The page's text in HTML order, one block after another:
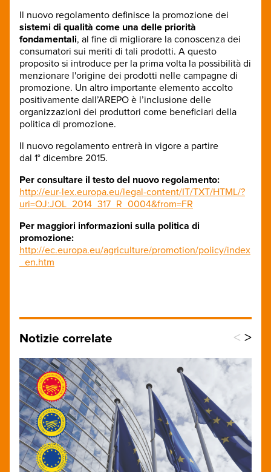
Il nuovo regolamento definisce la promozione dei
sistemi di qualità come una delle priorità
fondamentali, al fine di migliorare la conoscenza dei
consumatori sui meriti di tali prodotti. A questo
proposito si introduce per la prima volta la possibilità di
menzionare l'origine dei prodotti nelle campagne di
promozione. Un altro importante elemento accolto
positivamente dall’AREPO è l’inclusione delle
organizzazioni dei produttori come beneficiari della
politica di promozione.
Il nuovo regolamento entrerà in vigore a partire
dal 1° dicembre 2015.
Per consultare il testo del nuovo regolamento:
http://eur-lex.europa.eu/legal-content/IT/TXT/HTML/?
uri=OJ:JOL_2014_317_R_0004&from=FR
Per maggiori informazioni sulla politica di
promozione:
http://ec.europa.eu/agriculture/promotion/policy/index
_en.htm
Notizie correlate < >